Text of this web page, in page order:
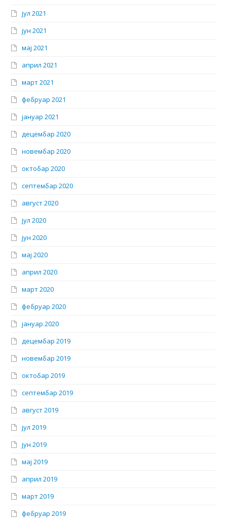
јул 2021
јун 2021
мај 2021
април 2021
март 2021
фебруар 2021
јануар 2021
децембар 2020
новембар 2020
октобар 2020
септембар 2020
август 2020
јул 2020
јун 2020
мај 2020
април 2020
март 2020
фебруар 2020
јануар 2020
децембар 2019
новембар 2019
октобар 2019
септембар 2019
август 2019
јул 2019
јун 2019
мај 2019
април 2019
март 2019
фебруар 2019